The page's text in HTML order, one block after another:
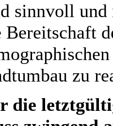
sinnvoll und
Bereitschaft
zu
die